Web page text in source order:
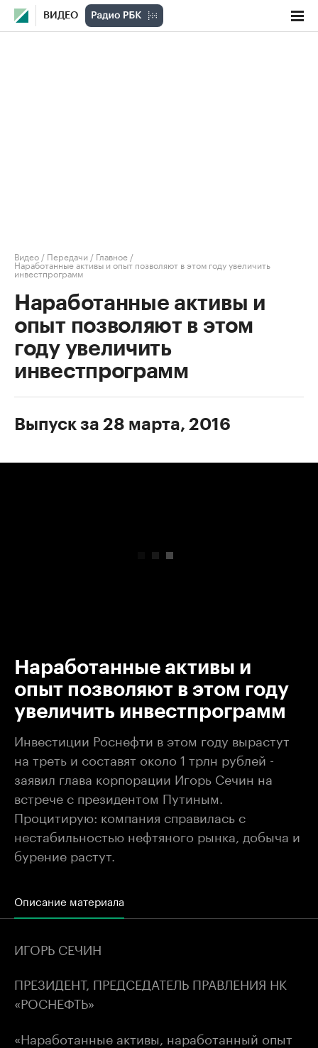
ВИДЕО
Видео / Передачи / Главное /
Наработанные активы и опыт позволяют в этом году увеличить
инвестпрограмм
Наработанные активы и
опыт позволяют в этом
году увеличить
инвестпрограмм
Выпуск за 28 марта, 2016
Наработанные активы и
опыт позволяют в этом году
увеличить инвестпрограмм
Инвестиции Роснефти в этом году вырастут
на треть и составят около 1 трлн рублей -
заявил глава корпорации Игорь Сечин на
встрече с президентом Путиным.
Процитирую: компания справилась с
нестабильностью нефтяного рынка, добыча и
бурение растут.
Описание материала
ИГОРЬ СЕЧИН
ПРЕЗИДЕНТ, ПРЕДСЕДАТЕЛЬ ПРАВЛЕНИЯ НК
«РОСНЕФТЬ»
«Наработанные активы, наработанный опыт